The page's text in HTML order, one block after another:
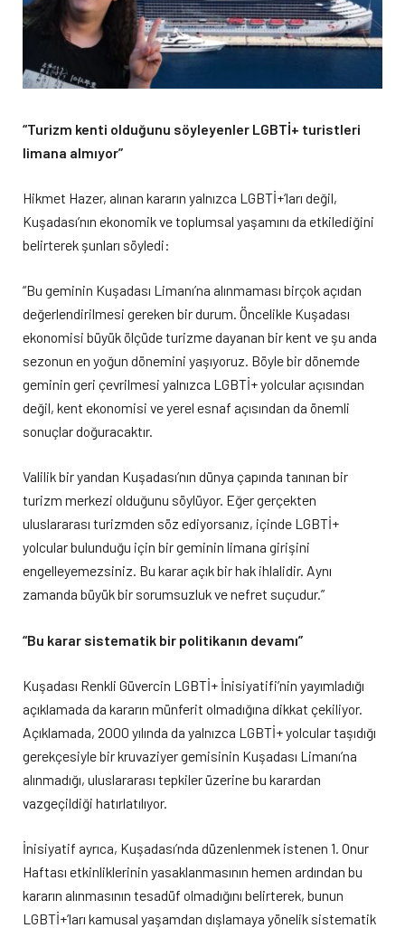
“Turizm kenti olduğunu söyleyenler LGBTİ+ turistleri
limana almıyor”
Hikmet Hazer, alınan kararın yalnızca LGBTİ+‘ları değil,
Kuşadası’nın ekonomik ve toplumsal yaşamını da etkilediğini
belirterek şunları söyledi:
“Bu geminin Kuşadası Limanı’na alınmaması birçok açıdan
değerlendirilmesi gereken bir durum. Öncelikle Kuşadası
ekonomisi büyük ölçüde turizme dayanan bir kent ve şu anda
sezonun en yoğun dönemini yaşıyoruz. Böyle bir dönemde
geminin geri çevrilmesi yalnızca LGBTİ+ yolcular açısından
değil, kent ekonomisi ve yerel esnaf açısından da önemli
sonuçlar doğuracaktır.
Valilik bir yandan Kuşadası’nın dünya çapında tanınan bir
turizm merkezi olduğunu söylüyor. Eğer gerçekten
uluslararası turizmden söz ediyorsanız, içinde LGBTİ+
yolcular bulunduğu için bir geminin limana girişini
engelleyemezsiniz. Bu karar açık bir hak ihlalidir. Aynı
zamanda büyük bir sorumsuzluk ve nefret suçudur.”
“Bu karar sistematik bir politikanın devamı”
Kuşadası Renkli Güvercin LGBTİ+ İnisiyatifi’nin yayımladığı
açıklamada da kararın münferit olmadığına dikkat çekiliyor.
Açıklamada, 2000 yılında da yalnızca LGBTİ+ yolcular taşıdığı
gerekçesiyle bir kruvaziyer gemisinin Kuşadası Limanı’na
alınmadığı, uluslararası tepkiler üzerine bu karardan
vazgeçildiği hatırlatılıyor.
İnisiyatif ayrıca, Kuşadası’nda düzenlenmek istenen 1. Onur
Haftası etkinliklerinin yasaklanmasının hemen ardından bu
kararın alınmasının tesadüf olmadığını belirterek, bunun
LGBTİ+’ları kamusal yaşamdan dışlamaya yönelik sistematik